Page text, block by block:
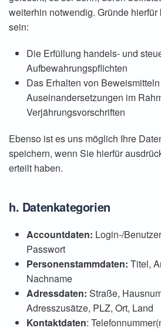
weiterhin notwendig. Gründe
sein:
Die Erfüllung handels- und
Aufbewahrungspflichten
Das Erhalten von
Auseinandersetzungen im
Verjährungsvorschriften
Ebenso ist es uns möglich Ihre
speichern, wenn Sie hierfür
erteilt haben.
h. Datenkategorien
Accountdaten: Login-/
Passwort
Personenstammdaten: Titel,
Nachname
Adressdaten: Straße,
Adresszusätze, PLZ, Ort, Land
Kontaktdaten: